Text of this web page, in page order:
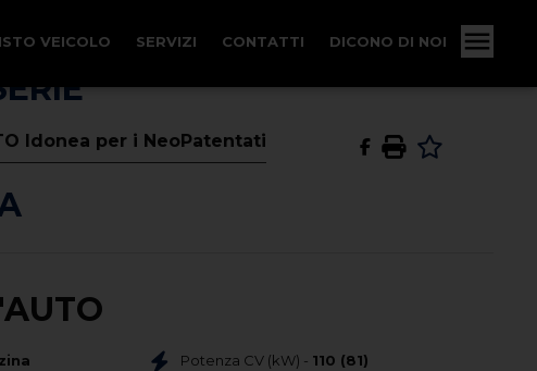
VEICOLO SERVIZI CONTATTI DICONO DI NOI
Idonea per i NeoPatentati
Potenza CV (kW) - 110 (81)